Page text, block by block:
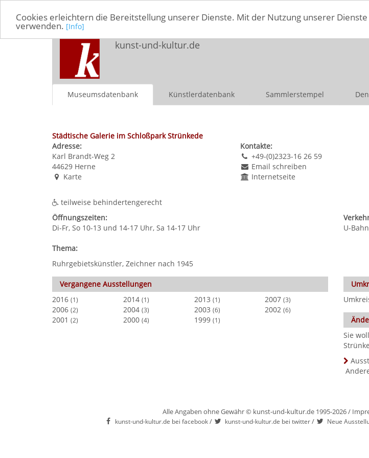
Cookies erleichtern die Bereitstellung unserer Dienste. Mit der Nutzung unserer
verwenden. [Info]
kunst-und-kultur.de
Museumsdatenbank Künstlerdatenbank Sammlerstempel
Städtische Galerie im Schloßpark Strünkede
Adresse:
Karl Brandt-Weg 2
44629 Herne
Karte
teilweise behindertengerecht
Kontakte:
+49-(0)2323-16 26 59
Email schreiben
Internetseite
Öffnungszeiten:
Di-Fr, So 10-13 und 14-17 Uhr, Sa 14-17 Uhr
U-
Thema:
Ruhrgebietskünstler, Zeichner nach 1945
Vergangene Ausstellungen
2016 (1) 2014 (1) 2013 (1) 2007 (3)
2006 (2) 2004 (3) 2003 (6) 2002 (6)
2001 (2) 2000 (4) 1999 (1)
Sie
Alle Angaben ohne Gewähr © kunst-und-kultur.de 1995-2026 /
kunst-und-kultur.de bei facebook/ kunst-und-kultur.de bei twitter/ Neue